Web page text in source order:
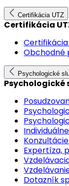
Certifikácia UTZ
Certifikácia
Certifikácia
Obchodné
Psychologické
Psychologické
Expertíza,
Dotazník